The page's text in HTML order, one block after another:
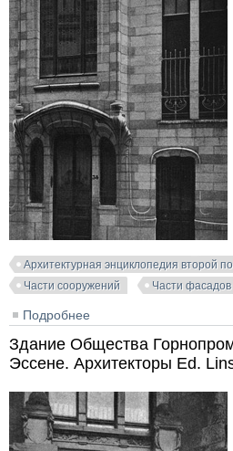
Архитектурная энциклопедия второй
Части сооружений
Части фасадов
Подробнее
Здание Общества
Эссене. Архитекторы Ed.